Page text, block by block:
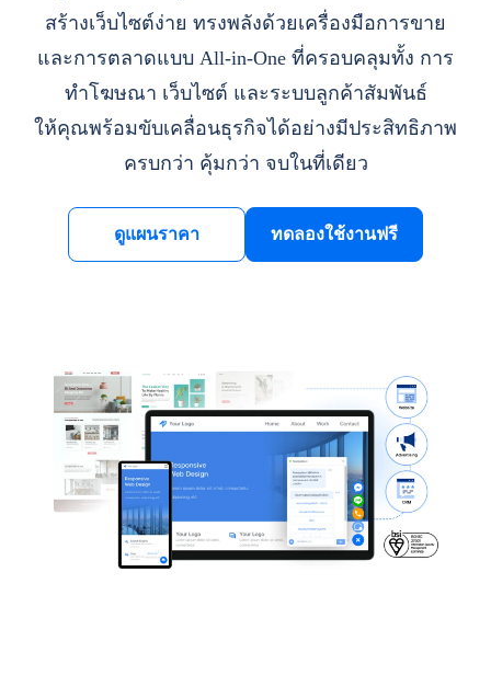
สร้างเว็บไซต์ง่าย ทรงพลังด้วยเครื่องมือการขาย
และการตลาดแบบ All-in-One ที่ครอบคลุมทั้ง การ
ทำโฆษณา เว็บไซต์ และระบบลูกค้าสัมพันธ์
ให้คุณพร้อมขับเคลื่อนธุรกิจได้อย่างมีประสิทธิภาพ
ครบกว่า คุ้มกว่า จบในที่เดียว
ดูแผนราคา ทดลองใช้งานฟรี